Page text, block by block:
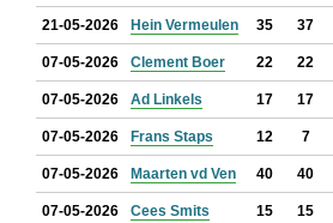
21-05-2026 Hein Vermeulen 35 37
07-05-2026 Clement Boer 22 22
07-05-2026 Ad Linkels 17 17
07-05-2026 Frans Staps 12 7
07-05-2026 Maarten vd Ven 40 40
07-05-2026 Cees Smits 15 15